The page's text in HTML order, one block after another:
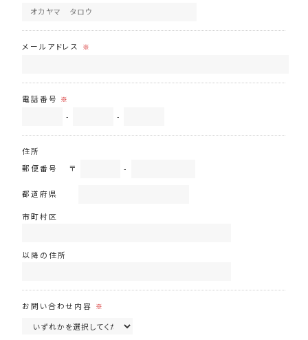
メールアドレス ※
電話番号 ※
- -
住所
郵便番号〒 -
都道府県
市町村区
以降の住所
お問い合わせ内容 ※